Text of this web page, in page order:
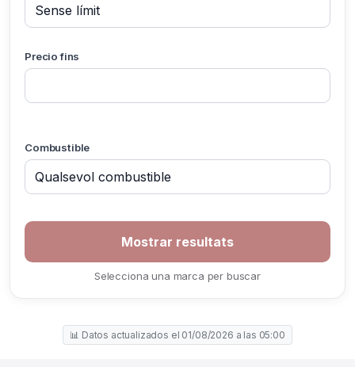
Precio fins
Combustible
Selecciona una marca per buscar
📊 Datos actualizados el 01/08/2026 a las 05:00